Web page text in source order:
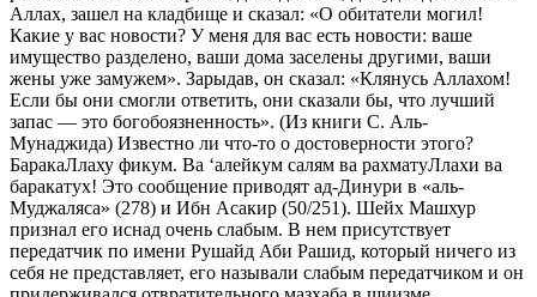
Аллах, зашел на кладбище и сказал: «О обитатели могил!
Какие у вас новости? У меня для вас есть новости: ваше
имущество разделено, ваши дома заселены другими, ваши
жены уже замужем». Зарыдав, он сказал: «Клянусь Аллахом!
Если бы они смогли ответить, они сказали бы, что лучший
запас — это богобоязненность». (Из книги С. Аль-
Мунаджида) Известно ли что-то о достоверности этого?
БаракаЛлаху фикум. Ва ‘алейкум салям ва рахматуЛлахи ва
баракатух! Это сообщение приводят ад-Динури в «аль-
Муджаляса» (278) и Ибн Асакир (50/251). Шейх Машхур
признал его иснад очень слабым. В нем присутствует
передатчик по имени Рушайд Аби Рашид, который ничего из
себя не представляет, его называли слабым передатчиком и он